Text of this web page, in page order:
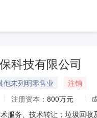
科技有限公司
他未列明零售业
注销
注册资本： 800万元